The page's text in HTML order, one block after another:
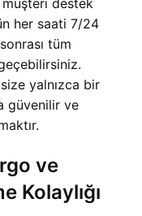
destek
her saati 7/24
tüm
yalnızca bir
güvenilir ve
ve
Kolaylığı